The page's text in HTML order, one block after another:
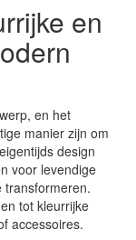
en
en het
manier zijn om
design
voor levendige
transformeren.
tot kleurrijke
accessoires.